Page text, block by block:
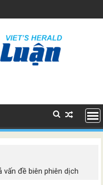
vấn đề biên phiên dịch